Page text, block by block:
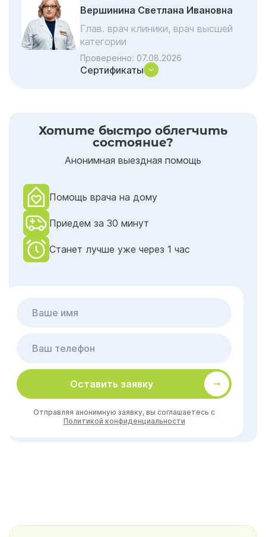
Факторы риска: что, кроме алкоголя
влияет на развитие онкозаболеваний
Алкоголь и онкология: совместимость
Как лечат алкогольную зависимость у
онкологических пациентов
Вершинина Светлана Ивановна
Глав. врач клиники, врач высшей
категории
Проверенно: 07.08.2026
Сертификаты
Хотите быстро облегчить
состояние?
Анонимная выездная помощь
Помощь врача на дому
Приедем за 30 минут
Станет лучше уже через 1 час
Оставить заявку
Отправляя анонимную заявку, вы соглашаетесь с
Политикой конфиденциальности